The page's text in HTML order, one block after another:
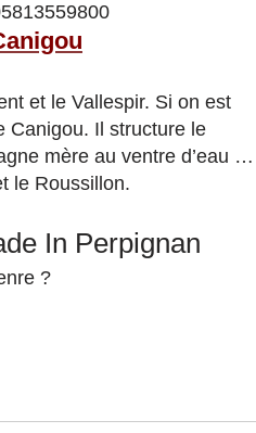
et le Vallespir. Si on est
Canigou. Il structure le
mère au ventre d’eau …
le Roussillon.
In Perpignan
?